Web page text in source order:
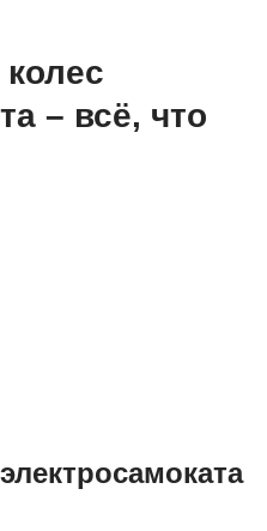
– всё, что